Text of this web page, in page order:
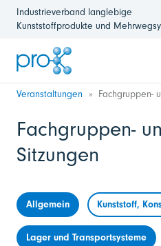
Industrieverband langlebige
Kunststoffprodukte und
Veranstaltungen Fachgruppen-
Fachgruppen-
Sitzungen
Allgemein Kunststoff,
Lager und Transportsysteme